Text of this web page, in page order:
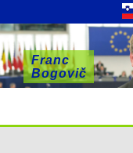
Franc
Bogovič
Franc
Bogovič
Franc
Bogovič